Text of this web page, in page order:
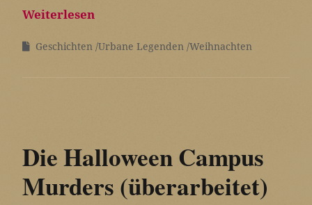
Weiterlesen
Geschichten Urbane Legenden Weihnachten
Die Halloween Campus
Murders (überarbeitet)